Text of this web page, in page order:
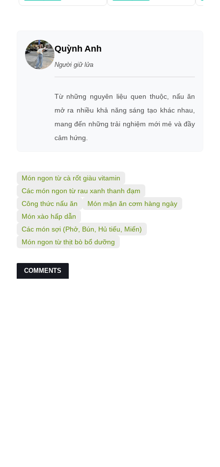
Quỳnh Anh
Người giữ lửa
Từ những nguyên liệu quen thuộc, nấu ăn
mở ra nhiều khả năng sáng tạo khác nhau,
mang đến những trải nghiệm mới mẻ và đầy
cảm hứng.
Món ngon từ cà rốt giàu vitamin
Các món ngon từ rau xanh thanh đạm
Công thức nấu ăn
Món mặn ăn cơm hàng ngày
Món xào hấp dẫn
Các món sợi (Phở, Bún, Hủ tiếu, Miến)
Món ngon từ thịt bò bổ dưỡng
COMMENTS